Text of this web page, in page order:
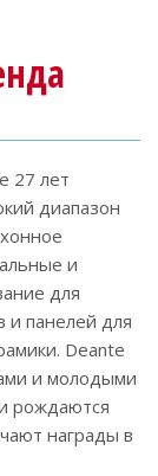
27 лет
диапазон
и
для
и панелей для
Deante
и молодыми
рождаются
награды в